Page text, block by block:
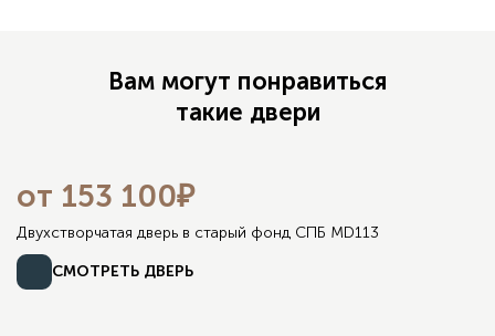
Вам могут понравиться
такие двери
от 153 100₽
Двухстворчатая дверь в старый фонд СПБ MD113
СМОТРЕТЬ ДВЕРЬ